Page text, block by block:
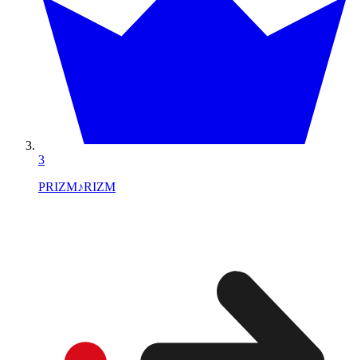
3
PRIZM♪RIZM